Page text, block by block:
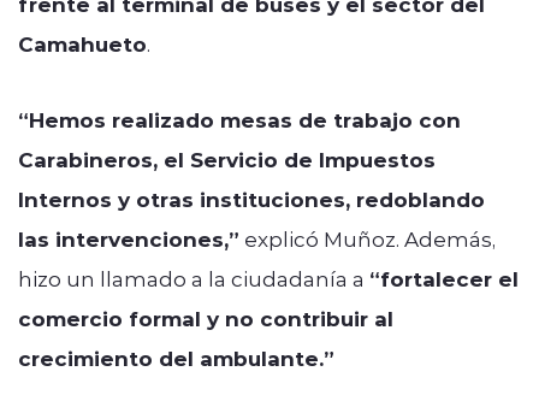
Camahueto.
“Hemos realizado mesas de trabajo con
Carabineros, el Servicio de Impuestos
Internos y otras instituciones, redoblando
las intervenciones,” explicó Muñoz. Además,
hizo un llamado a la ciudadanía a “fortalecer el
comercio formal y no contribuir al
crecimiento del ambulante.”